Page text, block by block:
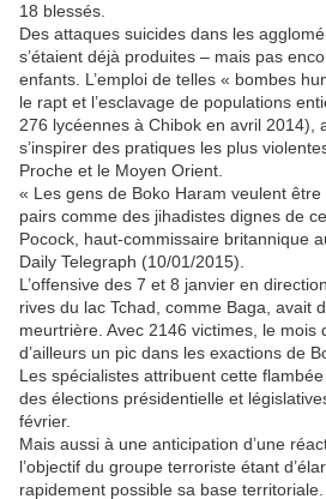
18 blessés.
Des attaques suicides dans les
s’étaient déjà produites – mais pas
enfants. L’emploi de telles « bombes
le rapt et l’esclavage de populations
276 lycéennes à Chibok en avril 2014),
s’inspirer des pratiques les plus
Proche et le Moyen Orient.
« Les gens de Boko Haram veulent
pairs comme des jihadistes dignes de
Pocock, haut-commissaire britannique
Daily Telegraph (10/01/2015).
L’offensive des 7 et 8 janvier en
rives du lac Tchad, comme Baga, avait
meurtrière. Avec 2146 victimes, le mois
d’ailleurs un pic dans les exactions de
Les spécialistes attribuent cette
des élections présidentielle et
février.
Mais aussi à une anticipation d’une
l’objectif du groupe terroriste étant
rapidement possible sa base territoriale.